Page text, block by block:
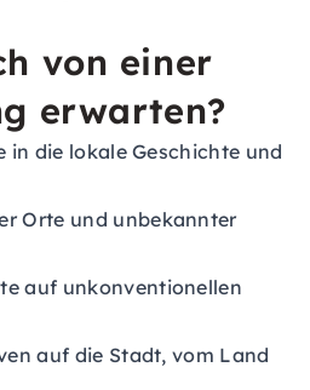
von einer
erwarten?
in die lokale Geschichte und
Orte und unbekannter
auf unkonventionellen
auf die Stadt, vom Land